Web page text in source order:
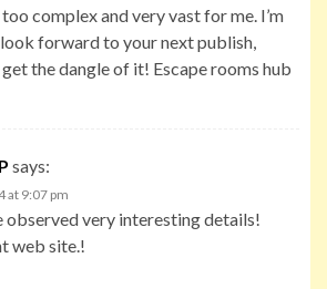
complex and very vast for me. I’m
forward to your next publish,
the dangle of it! Escape rooms hub
says:
at 9:07 pm
observed very interesting details!
web site.!